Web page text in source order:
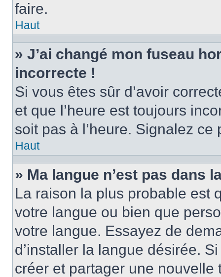
faire.
Haut
» J’ai changé mon fuseau
incorrecte !
Si vous êtes sûr d’avoir
et que l’heure est toujours
soit pas à l’heure. Signalez
Haut
» Ma langue n’est pas dans
La raison la plus probable est
votre langue ou bien que
votre langue. Essayez de
d’installer la langue désirée.
créer et partager une